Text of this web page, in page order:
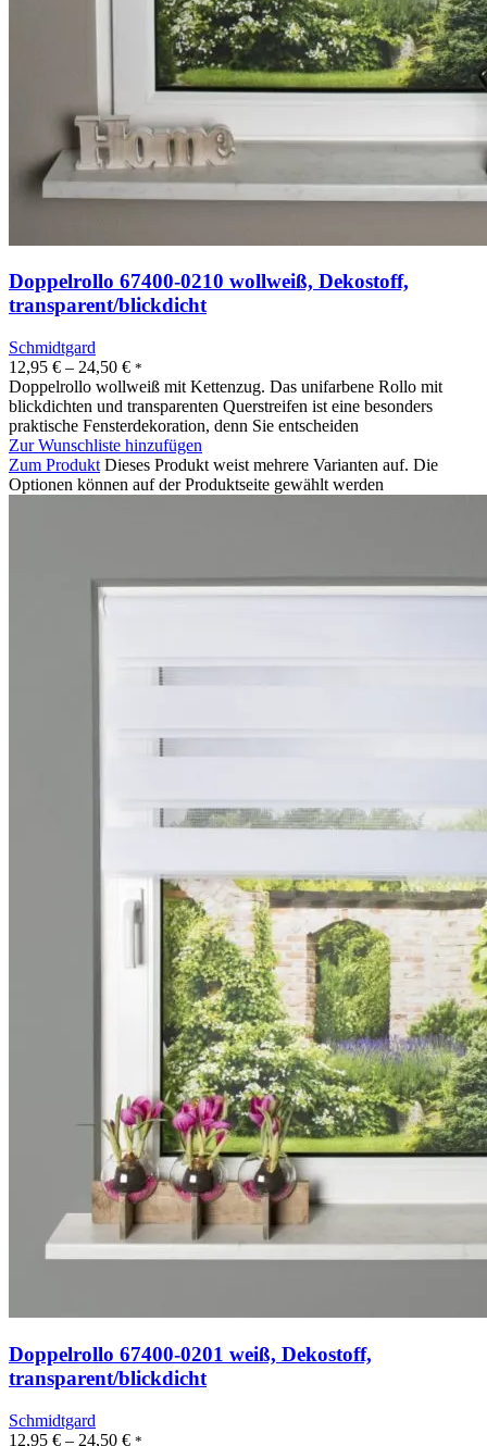
Doppelrollo 67400-0210 wollweiß, Dekostoff,
transparent/blickdicht
Schmidtgard
12,95 € – 24,50 € *
Doppelrollo wollweiß mit Kettenzug. Das unifarbene Rollo mit
blickdichten und transparenten Querstreifen ist eine besonders
praktische Fensterdekoration, denn Sie entscheiden
Zur Wunschliste hinzufügen
Zum Produkt Dieses Produkt weist mehrere Varianten auf. Die
Optionen können auf der Produktseite gewählt werden
Doppelrollo 67400-0201 weiß, Dekostoff,
transparent/blickdicht
Schmidtgard
12,95 € – 24,50 € *